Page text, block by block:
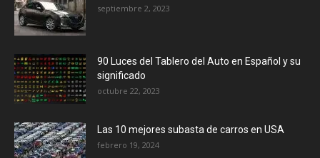
septiembre 2, 2023
90 Luces del Tablero del Auto en Español y su
significado
octubre 22, 2023
Las 10 mejores subasta de carros en USA
febrero 19, 2024